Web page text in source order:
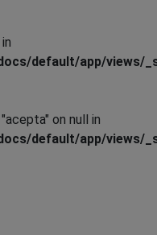
default/app/views/
on null in
default/app/views/